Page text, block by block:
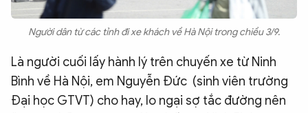
Người dân từ các tỉnh đi xe khách về Hà Nội trong chiều 3/9.
Là người cuối lấy hành lý trên chuyến xe từ Ninh
Bình về Hà Nội, em Nguyễn Đức (sinh viên trường
Đại học GTVT) cho hay, lo ngại sợ tắc đường nên